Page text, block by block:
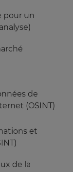
pour un
de
(OSINT)
et
de la